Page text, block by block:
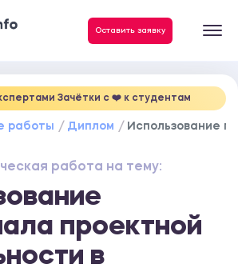
Оставить заявку
Зачётки c ❤️ к студентам
работы Диплом Использование
работа на тему:
проектной
в